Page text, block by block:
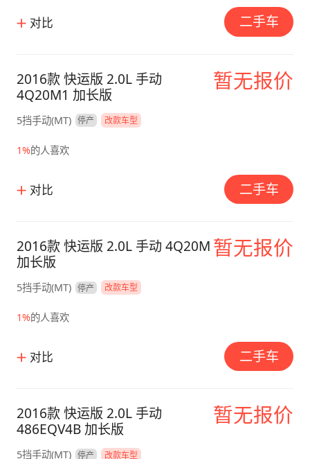
对比 二手车
暂无报价
2016款 快运版 2.0L 手动
4Q20M1 加长版
5挡手动(MT) 停产 改款车型
1%的人喜欢
对比 二手车
暂无报价
2016款 快运版 2.0L 手动 4Q20M
加长版
5挡手动(MT) 停产 改款车型
1%的人喜欢
对比 二手车
暂无报价
2016款 快运版 2.0L 手动
486EQV4B 加长版
5挡手动(MT) 停产 改款车型